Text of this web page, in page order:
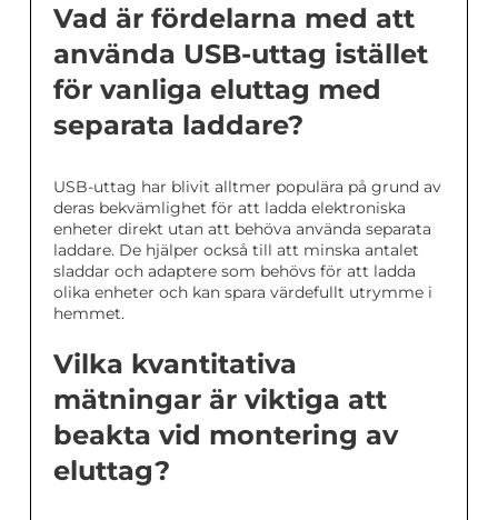
Vad är fördelarna med att
använda USB-uttag istället
för vanliga eluttag med
separata laddare?
USB-uttag har blivit alltmer populära på grund av
deras bekvämlighet för att ladda elektroniska
enheter direkt utan att behöva använda separata
laddare. De hjälper också till att minska antalet
sladdar och adaptere som behövs för att ladda
olika enheter och kan spara värdefullt utrymme i
hemmet.
Vilka kvantitativa
mätningar är viktiga att
beakta vid montering av
eluttag?